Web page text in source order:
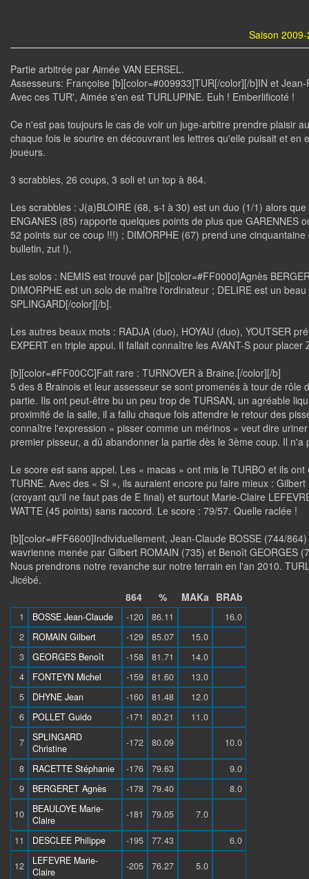
Saison
Partie arbitrée par Aimée VAN EERSEL.
Assesseurs: Françoise [b][color=#009933]TUR[/color][/b]IN et
Avec ces TUR', Aimée s'en est TURLUPINE. Euh ! Emberlificoté !
Ce n'est pas toujours le cas de voir un juge-arbitre prendre plaisir
chaque fois le sourire en découvrant les lettres qu'elle puisait et en
joueurs.
3 scrabbles, 26 coups, 3 soli et un top à 864.
Les scrabbles : J(a)BLOIRE (68, s-t à 30) est un duo (1/1) alors
ENGANES (85) rapporte quelques points de plus que GARENNES
52 points sur ce coup !!!) ; DIMORPHE (67) prend une
bulletin, zut !).
Les solos : NEMIS est trouvé par [b][color=#FF0000]Agnès
DIMORPHE est un solo de maître l'ordinateur ; DELIRE est un
SPLINGARD[/color][/b].
Les autres beaux mots : RADJA (duo), HOYAU (duo), YOUTSER
EXPERT en triple appui. Il fallait connaître les AVANT-S pour placer
[b][color=#FF00CC]Fait rare : TURNOVER à Braine.[/color][/b]
5 des 8 Brainois et leur assesseur se sont promenés à tour de rôle
partie. Ils ont peut-être bu un peu trop de TURSAN, un agréable
proximité de la salle, il a fallu chaque fois attendre le retour des
connaître l'expression « pisser comme un mérinos » veut dire
premier pisseur, a dû abandonner la partie dès le 3ème coup. Il
Le score est sans appel. Les « macas » ont mis le TURBO et ils
TURNE. Avec des « SI », ils auraient encore pu faire mieux :
(croyant qu'il ne faut pas de E final) et surtout Marie-Claire
WATTE (45 points) sans raccord. Le score : 79/57. Quelle raclée !
[b][color=#FF6600]Individuellement, Jean-Claude BOSSE (744/
wavrienne menée par Gilbert ROMAIN (735) et Benoît GEORGES
Nous prendrons notre revanche sur notre terrain en l'an 2010.
Jicébé.
864
% MAKa BRAb
1 BOSSE Jean-Claude -120 86.11
16.0
2
ROMAIN Gilbert -129 85.07
15.0
3
GEORGES Benoît -158 81.71
14.0
4
FONTEYN Michel -159 81.60
13.0
5
DHYNE Jean -160 81.48
12.0
6
POLLET Guido -171 80.21 11.0
7
SPLINGARD
Christine
-172 80.09 10.0
8 RACETTE Stéphanie -176 79.63
9.0
9
BERGERET Agnès -178 79.40 8.0
10
BEAULOYE Marie-
Claire
-181 79.05 7.0
11 DESCLEE Philippe -195 77.43 6.0
12
LEFEVRE Marie-
Claire
-205 76.27 5.0